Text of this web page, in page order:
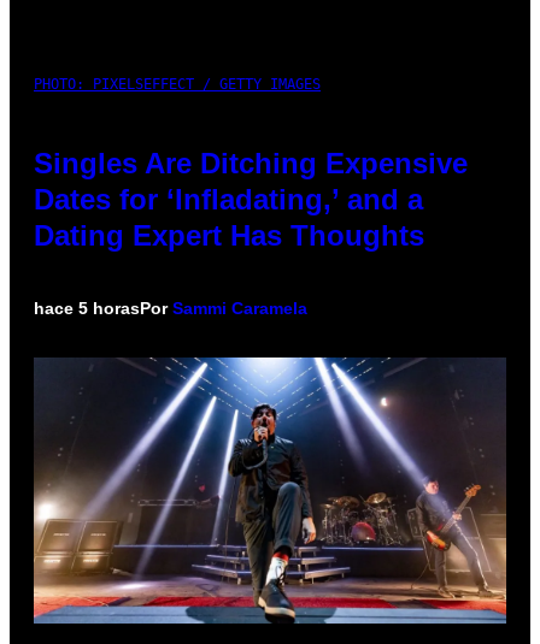
PHOTO: PIXELSEFFECT / GETTY IMAGES
Singles Are Ditching Expensive
Dates for ‘Infladating,’ and a
Dating Expert Has Thoughts
hace 5 horasPorSammi Caramela